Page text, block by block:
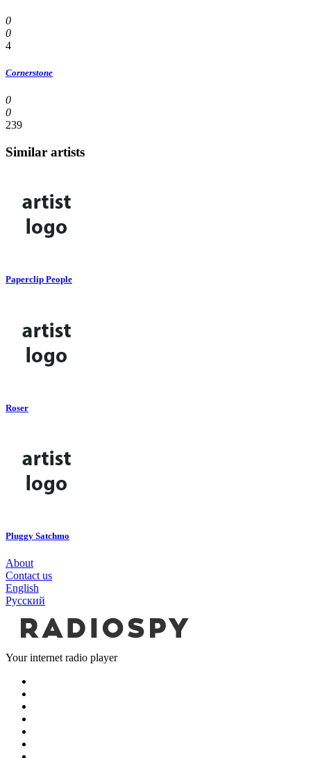
0
0
4
Cornerstone
0
0
239
Similar artists
Paperclip People
Roser
Pluggy Satchmo
About
Contact us
English
Русский
Your internet radio player